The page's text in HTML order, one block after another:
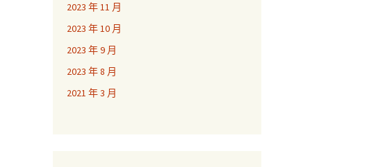
2023 年 11 月
2023 年 10 月
2023 年 9 月
2023 年 8 月
2021 年 3 月